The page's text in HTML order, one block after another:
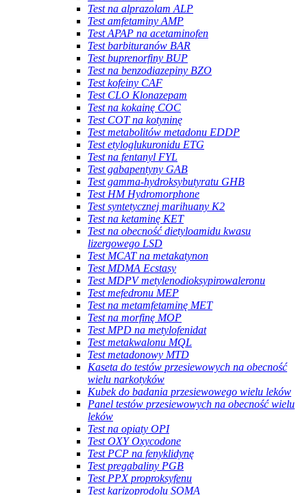
Test na alprazolam ALP
Test amfetaminy AMP
Test APAP na acetaminofen
Test barbituranów BAR
Test buprenorfiny BUP
Test na benzodiazepiny BZO
Test kofeiny CAF
Test CLO Klonazepam
Test na kokainę COC
Test COT na kotyninę
Test metabolitów metadonu EDDP
Test etyloglukuronidu ETG
Test na fentanyl FYL
Test gabapentyny GAB
Test gamma-hydroksybutyratu GHB
Test HM Hydromorphone
Test syntetycznej marihuany K2
Test na ketaminę KET
Test na obecność dietyloamidu kwasu
lizergowego LSD
Test MCAT na metakatynon
Test MDMA Ecstasy
Test MDPV metylenodioksypirowaleronu
Test mefedronu MEP
Test na metamfetaminę MET
Test na morfinę MOP
Test MPD na metylofenidat
Test metakwalonu MQL
Test metadonowy MTD
Kaseta do testów przesiewowych na obecność
wielu narkotyków
Kubek do badania przesiewowego wielu leków
Panel testów przesiewowych na obecność wielu
leków
Test na opiaty OPI
Test OXY Oxycodone
Test PCP na fenyklidynę
Test pregabaliny PGB
Test PPX proproksyfenu
Test karizoprodolu SOMA